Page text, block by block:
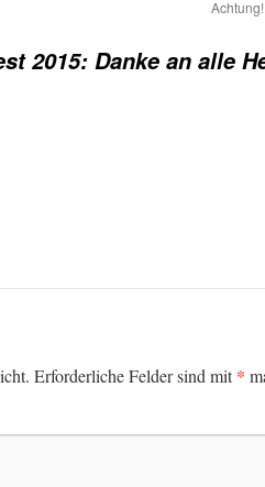
2015: Danke an alle
Erforderliche Felder sind mit*